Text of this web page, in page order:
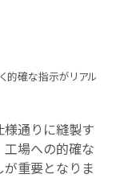
的確な指示がリアル
様通りに縫製す
工場への的確な
重要となりま